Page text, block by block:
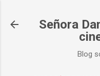
Señora
Blog